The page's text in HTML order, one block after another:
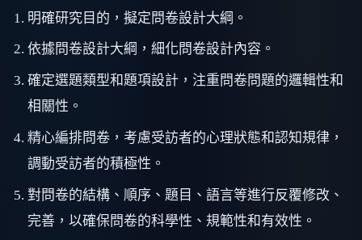
明確研究目的，擬定問卷設計大綱。
依據問卷設計大綱，細化問卷設計內容。
確定選題類型和題項設計，注重問卷問題的邏輯性和
相關性。
精心編排問卷，考慮受訪者的心理狀態和認知規律，
調動受訪者的積極性。
對問卷的結構、順序、題目、語言等進行反覆修改、
完善，以確保問卷的科學性、規範性和有效性。